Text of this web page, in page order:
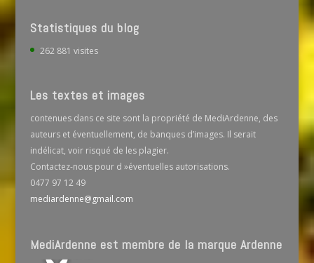
Statistiques du blog
262 881 visites
Les textes et images
contenues dans ce site sont la propriété de MediArdenne, des
auteurs et éventuellement, de banques d’images. Il serait
indélicat, voir risqué de les plagier.
Contactez-nous pour d »éventuelles autorisations.
0477 97 12 49
mediardenne@gmail.com
MediArdenne est membre de la marque Ardenne